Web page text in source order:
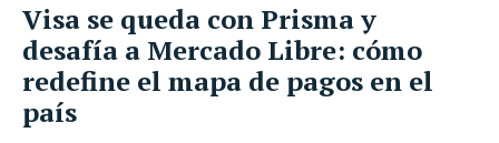
Visa se queda con Prisma y
desafía a Mercado Libre: cómo
redefine el mapa de pagos en el
país